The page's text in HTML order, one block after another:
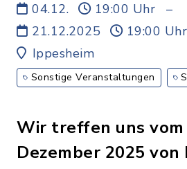
04.12. 19:00 Uhr
–
21.12.2025
19:00 Uhr
Ippesheim
Sonstige Veranstaltungen
Wir treffen uns vom
Dezember 2025